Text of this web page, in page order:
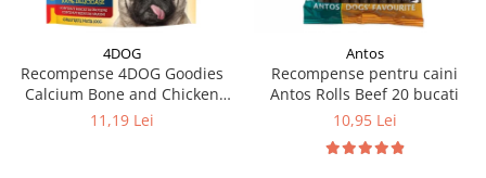
4DOG
Recompense 4DOG Goodies
Calcium Bone and Chicken
100g
11,19 Lei
Antos
Recompense pentru caini
Antos Rolls Beef 20 bucati
10,95 Lei